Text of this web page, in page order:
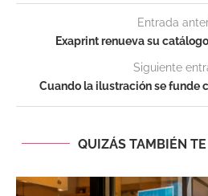
Entrada
Exaprint renueva su
Siguiente
Cuando la ilustración se funde
QUIZÁS TAMBIÉN